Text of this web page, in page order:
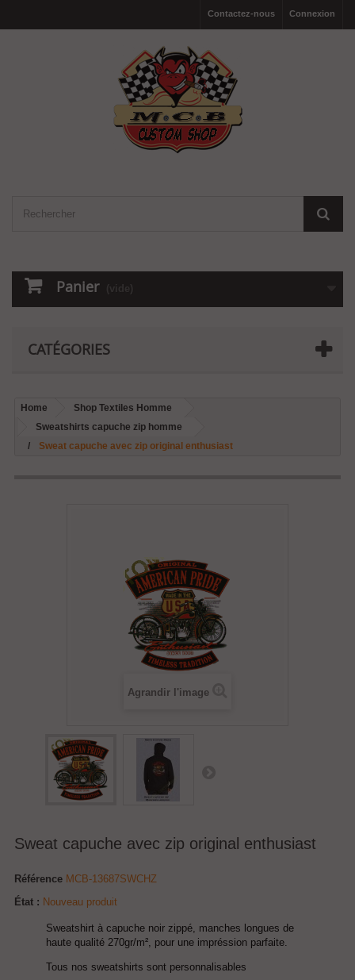
Connexion
Contactez-nous
Panier (vide)
CATÉGORIES
Home
Shop Textiles Homme
Sweatshirts capuche zip homme
Sweat capuche avec zip original enthusiast
Agrandir l'image
Sweat capuche avec zip original enthusiast
Référence MCB-13687SWCHZ
État : Nouveau produit
Sweatshirt à capuche noir zippé, manches longues de
haute qualité 270gr/m², pour une impréssion parfaite.
Tous nos sweatshirts sont personnalisables